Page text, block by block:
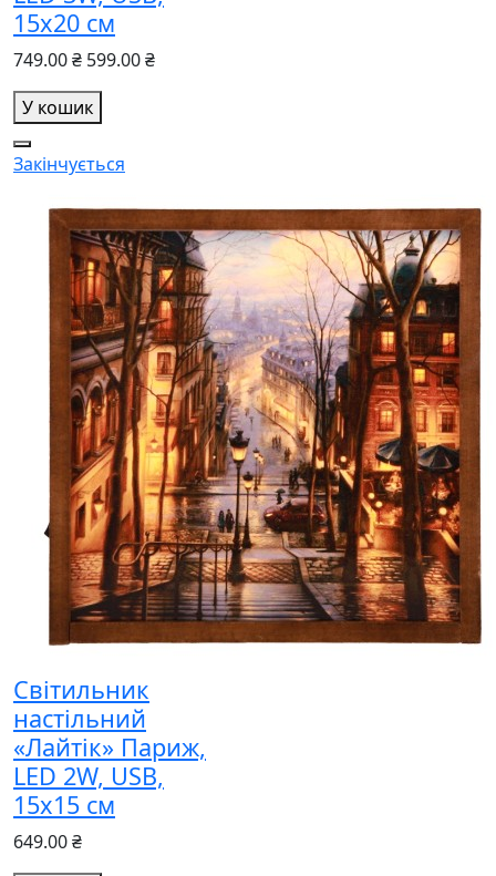
15х20 см
749.00 ₴ 599.00 ₴
У кошик
Закінчується
Світильник
настільний
«Лайтік» Париж,
LED 2W, USB,
15х15 см
649.00 ₴